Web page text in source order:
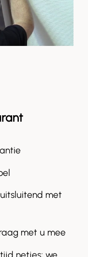
met
met u mee
netjes; we